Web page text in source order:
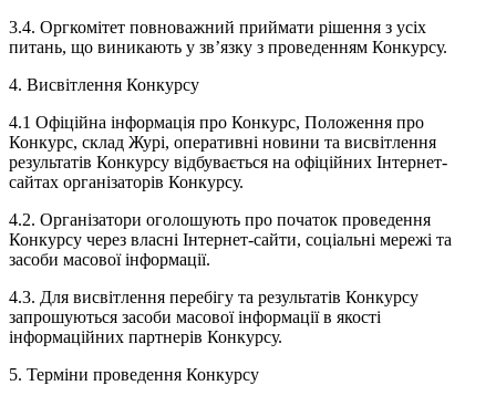
3.4. Оргкомітет повноважний приймати рішення з усіх
питань, що виникають у зв’язку з проведенням Конкурсу.
4. Висвітлення Конкурсу
4.1 Офіційна інформація про Конкурс, Положення про
Конкурс, склад Журі, оперативні новини та висвітлення
результатів Конкурсу відбувається на офіційних Інтернет-
сайтах організаторів Конкурсу.
4.2. Організатори оголошують про початок проведення
Конкурсу через власні Інтернет-сайти, соціальні мережі та
засоби масової інформації.
4.3. Для висвітлення перебігу та результатів Конкурсу
запрошуються засоби масової інформації в якості
інформаційних партнерів Конкурсу.
5. Терміни проведення Конкурсу